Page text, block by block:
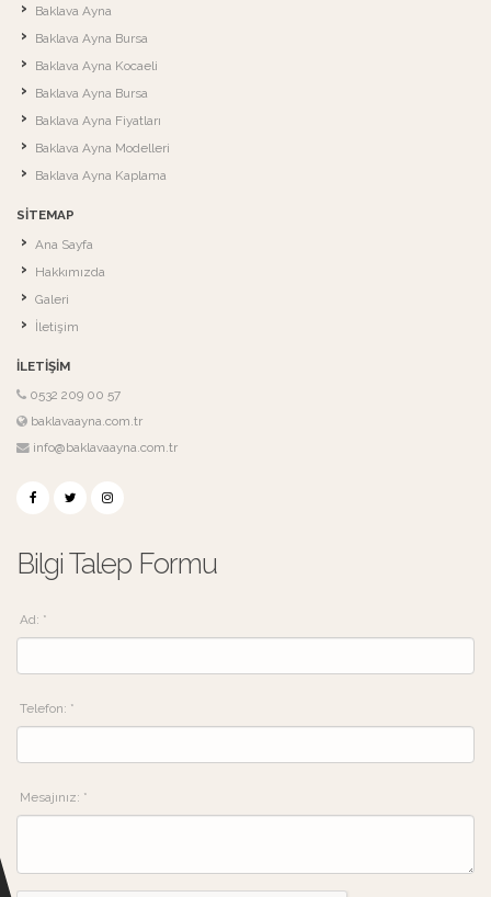
Baklava Ayna
Baklava Ayna Bursa
Baklava Ayna Kocaeli
Baklava Ayna Bursa
Baklava Ayna Fiyatları
Baklava Ayna Modelleri
Baklava Ayna Kaplama
SITEMAP
Ana Sayfa
Hakkımızda
Galeri
İletişim
İLETIŞIM
0532 209 00 57
baklavaayna.com.tr
info@baklavaayna.com.tr
Bilgi Talep Formu
Ad: *
Telefon: *
Mesajınız: *